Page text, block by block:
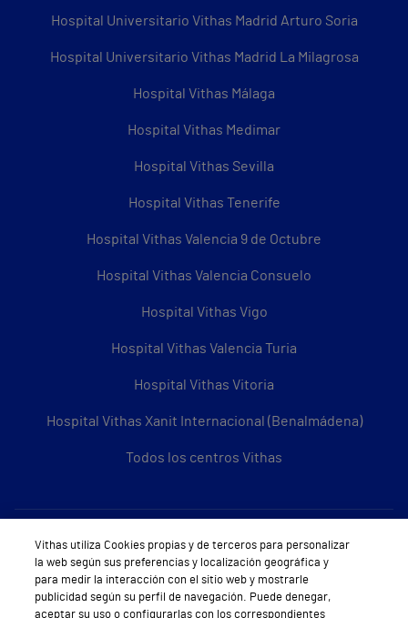
Hospital Universitario Vithas Madrid Arturo Soria
Hospital Universitario Vithas Madrid La Milagrosa
Hospital Vithas Málaga
Hospital Vithas Medimar
Hospital Vithas Sevilla
Hospital Vithas Tenerife
Hospital Vithas Valencia 9 de Octubre
Hospital Vithas Valencia Consuelo
Hospital Vithas Vigo
Hospital Vithas Valencia Turia
Hospital Vithas Vitoria
Hospital Vithas Xanit Internacional (Benalmádena)
Todos los centros Vithas
Sobre Vithas
Quiénes somos
Trabajar en Vithas
Vithas utiliza Cookies propias y de terceros para personalizar
la web según sus preferencias y localización geográfica y
para medir la interacción con el sitio web y mostrarle
publicidad según su perfil de navegación. Puede denegar,
aceptar su uso o configurarlas con los correspondientes